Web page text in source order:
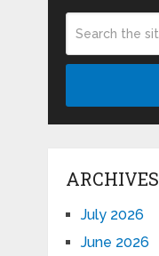
ARCHIVES
July 2026
June 2026